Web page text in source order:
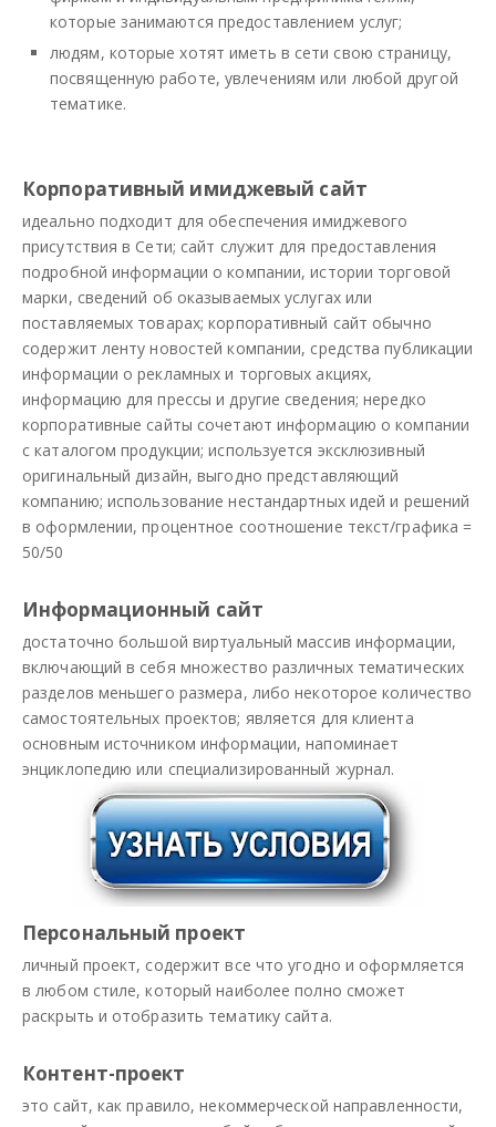
которые занимаются предоставлением услуг;
людям, которые хотят иметь в сети свою страницу,
посвященную работе, увлечениям или любой другой
тематике.
Корпоративный имиджевый сайт
идеально подходит для обеспечения имиджевого
присутствия в Сети; сайт служит для предоставления
подробной информации о компании, истории торговой
марки, сведений об оказываемых услугах или
поставляемых товарах; корпоративный сайт обычно
содержит ленту новостей компании, средства публикации
информации о рекламных и торговых акциях,
информацию для прессы и другие сведения; нередко
корпоративные сайты сочетают информацию о компании
с каталогом продукции; используется эксклюзивный
оригинальный дизайн, выгодно представляющий
компанию; использование нестандартных идей и решений
в оформлении, процентное соотношение текст/графика =
50/50
Информационный сайт
достаточно большой виртуальный массив информации,
включающий в себя множество различных тематических
разделов меньшего размера, либо некоторое количество
самостоятельных проектов; является для клиента
основным источником информации, напоминает
энциклопедию или специализированный журнал.
Персональный проект
личный проект, содержит все что угодно и оформляется
в любом стиле, который наиболее полно сможет
раскрыть и отобразить тематику сайта.
Контент-проект
это сайт, как правило, некоммерческой направленности,